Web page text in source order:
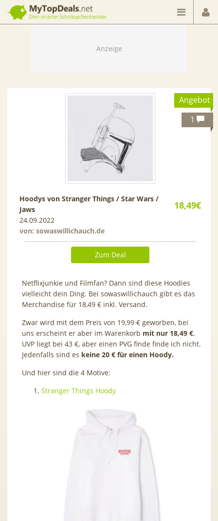
Dein smarter Schnäppchenberater
Angebot
1
18,49€
Hoodys von Stranger Things / Star Wars /
Jaws
24.09.2022
von: sowaswillichauch.de
Zum Deal
Netflixjunkie und Filmfan? Dann sind diese Hoodies
vielleicht dein Ding. Bei sowaswillichauch gibt es das
Merchandise für 18,49 € inkl. Versand.
Zwar wird mit dem Preis von 19,99 € geworben, bei
uns erscheint er aber im Warenkorb mit nur 18,49 €.
UVP liegt bei 43 €, aber einen PVG finde finde ich nicht.
Jedenfalls sind es keine 20 € für einen Hoody.
Und hier sind die 4 Motive:
Stranger Things Hoody